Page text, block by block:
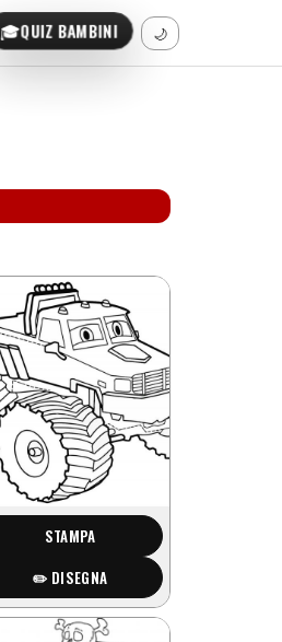
🎓QUIZ BAMBINI 🌙
STAMPA
✏️ DISEGNA